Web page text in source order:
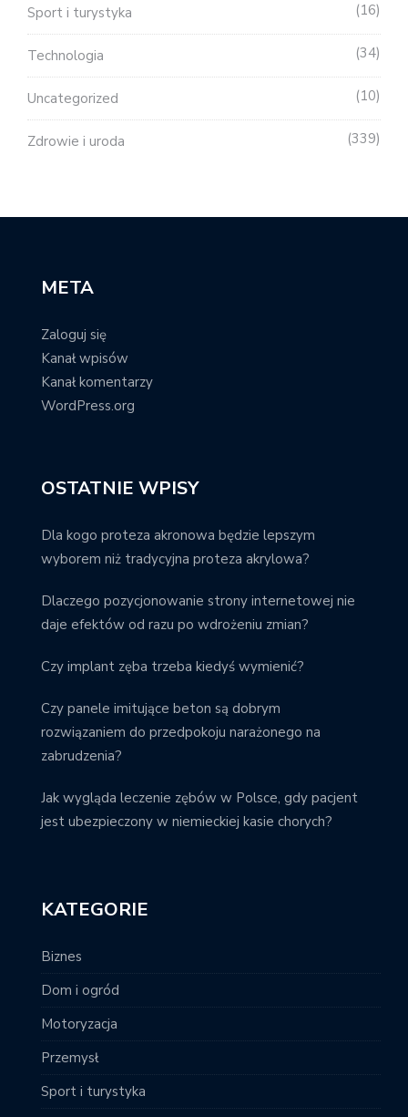
Sport i turystyka 16
Technologia 34
Uncategorized 10
Zdrowie i uroda 339
META
Zaloguj się
Kanał wpisów
Kanał komentarzy
WordPress.org
OSTATNIE WPISY
Dla kogo proteza akronowa będzie lepszym
wyborem niż tradycyjna proteza akrylowa?
Dlaczego pozycjonowanie strony internetowej nie
daje efektów od razu po wdrożeniu zmian?
Czy implant zęba trzeba kiedyś wymienić?
Czy panele imitujące beton są dobrym
rozwiązaniem do przedpokoju narażonego na
zabrudzenia?
Jak wygląda leczenie zębów w Polsce, gdy pacjent
jest ubezpieczony w niemieckiej kasie chorych?
KATEGORIE
Biznes
Dom i ogród
Motoryzacja
Przemysł
Sport i turystyka